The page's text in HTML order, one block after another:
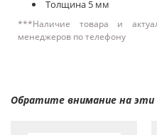
Толщина 5 мм
***Наличие товара и
менеджеров по телефону
Обратите внимание на